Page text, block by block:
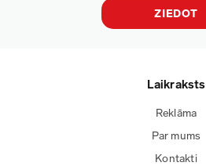
ZIEDOT
Laikraksts
Reklāma
Par mums
Kontakti